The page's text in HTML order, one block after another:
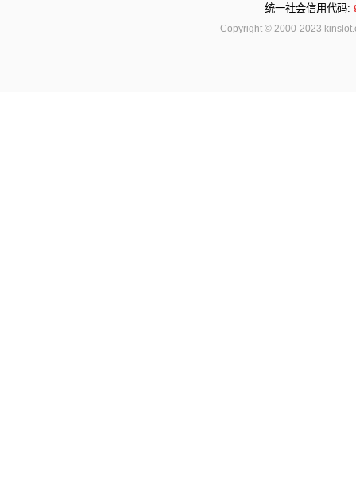
统一社会信用代码:
Copyright © 2000-2023